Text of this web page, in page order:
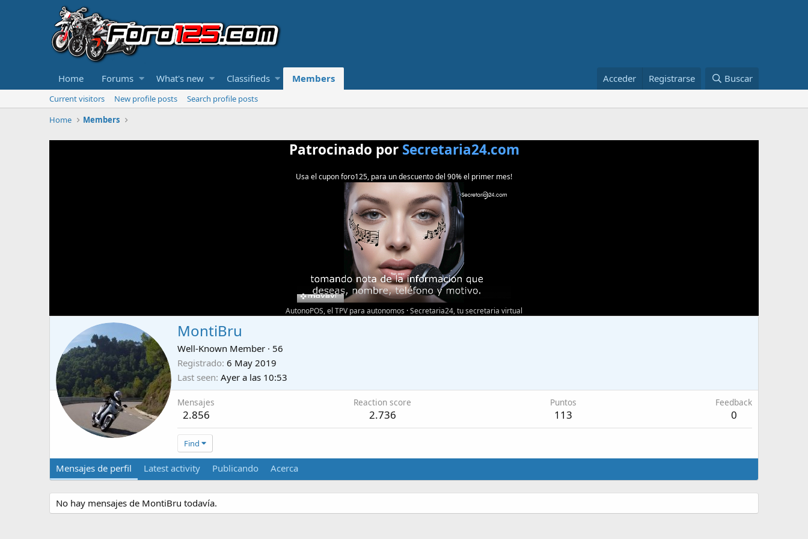
Home Forums What's new Classifieds Members Acceder Registrarse Buscar
Current visitors New profile posts
Search profile posts
Home
Members
Patrocinado por Secretaria24.com
Usa el cupon foro125, para un descuento del 90% el primer mes!
AutonoPOS, el TPV para autonomos ·Secretaria24, tu secretaria virtual
MontiBru
Well-Known Member · 56
Registrado 6 May 2019
Last seen Ayer a las 10:53
Mensajes
2.856
Reaction score
2.736
Puntos
113
Feedback
0
Find
Mensajes de perfil Latest activity Publicando Acerca
No hay mensajes de MontiBru todavía.